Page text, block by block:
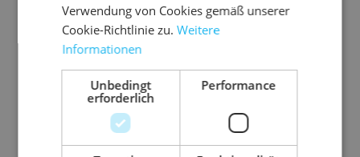
4 Hebeschlaufen á 25 cm
SF 5:1
UV-stabil.
!!Lieferzeit ca. 1 Woche!!
Abmessung
90 cm x 90 cm x 115
Verwendung von Cookies gemäß unserer
Cookie-Richtlinie zu.Weitere
Informationen
Unbedingt
erforderlich
Performance